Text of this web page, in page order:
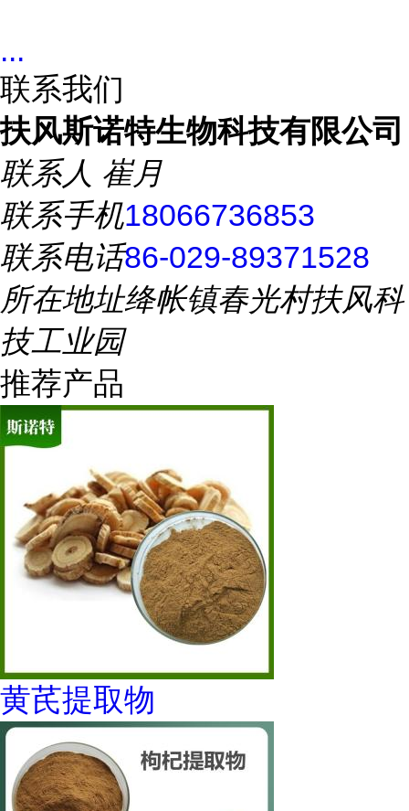
...
联系我们
扶风斯诺特生物科技有限公司
联系人 崔月
联系手机18066736853
联系电话86-029-89371528
所在地址绛帐镇春光村扶风科
技工业园
推荐产品
黄芪提取物